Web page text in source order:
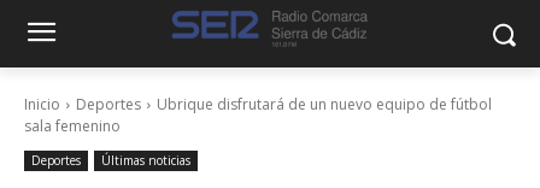
Inicio Deportes
Ubrique disfrutará de un nuevo equipo de fútbol
sala femenino
Deportes Últimas noticias